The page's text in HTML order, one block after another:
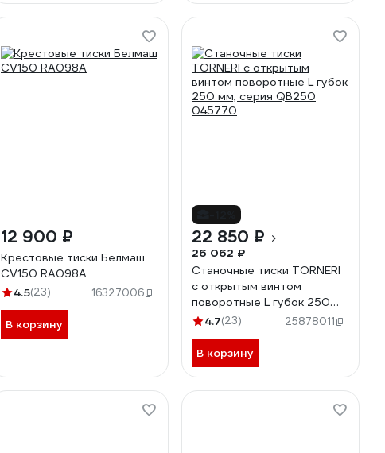
12 900 ₽
Крестовые тиски Белмаш
CV150 RA098A
4.5(23) 16327006
В корзину
22 850 ₽
26 062 ₽
Станочные тиски TORNERI
с открытым винтом
поворотные L губок 250
мм, серия QB250 045770
4.7(23) 25878011
В корзину